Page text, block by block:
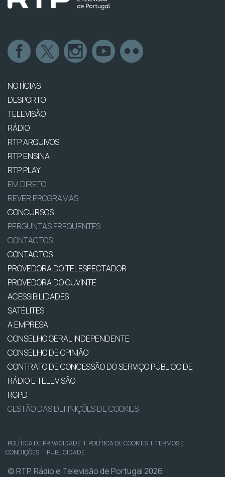
NOTÍCIAS
DESPORTO
TELEVISÃO
RÁDIO
RTP ARQUIVOS
RTP ENSINA
RTP PLAY
EM DIRETO
REVER PROGRAMAS
CONCURSOS
PERGUNTAS FREQUENTES
CONTACTOS
CONTACTOS
PROVEDORA DO TELESPECTADOR
PROVEDORA DO OUVINTE
ACESSIBILIDADES
SATÉLITES
A EMPRESA
CONSELHO GERAL INDEPENDENTE
CONSELHO DE OPINIÃO
CONTRATO DE CONCESSÃO DO SERVIÇO PÚBLICO DE
RÁDIO E TELEVISÃO
RGPD
GESTÃO DAS DEFINIÇÕES DE COOKIES
POLÍTICA DE PRIVACIDADE | POLÍTICA DE COOKIES | TERMOS E
CONDIÇÕES | PUBLICIDADE
© RTP, Rádio e Televisão de Portugal 2026